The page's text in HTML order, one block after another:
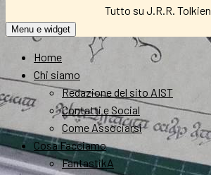
Tutto su J.R.R. Tolkien
Menu e widget
Home
Chi siamo
Redazione del sito AIST
Contatti e Social
Come Associarsi
Cosa Facciamo
FantastikA